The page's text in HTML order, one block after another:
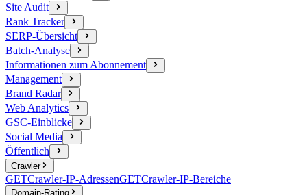
Site Audit
Rank Tracker
SERP-Übersicht
Batch-Analyse
Informationen zum Abonnement
Management
Brand Radar
Web Analytics
GSC-Einblicke
Social Media
Öffentlich
Crawler
GETCrawler-IP-AdressenGETCrawler-IP-Bereiche
Domain-Rating